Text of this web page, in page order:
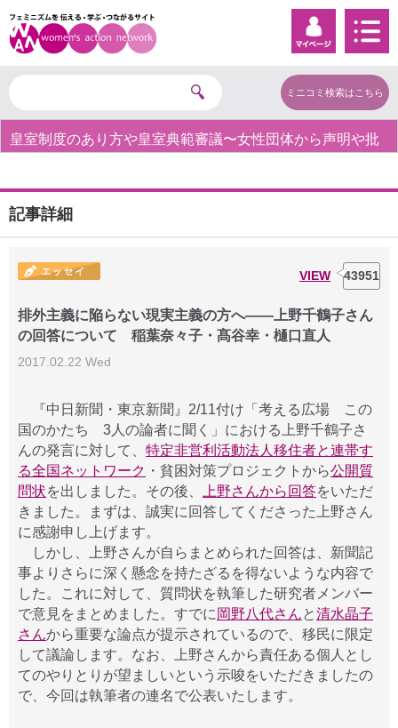
ミニコミ検索はこちら
【
室制度のあり方や皇室典範審議〜女性団体から声明や批
記事詳細
VIEW 43951
排外主義に陥らない現実主義の方へ――上野千鶴子さん
の回答について 稲葉奈々子・髙谷幸・樋口直人
2017.02.22 Wed
『中日新聞・東京新聞』2/11付け「考える広場 この
国のかたち 3人の論者に聞く」における上野千鶴子さ
んの発言に対して、 特定非営利活動法人移住者と連帯す
る全国ネットワーク ・貧困対策プロジェクトから公開質
問状を出しました。その後、 上野さんから回答をいただ
きました。まずは、誠実に回答してくださった上野さん
に感謝申し上げます。
しかし、上野さんが自らまとめられた回答は、新聞記
事よりさらに深く懸念を持たざるを得ないような内容で
した。これに対して、質問状を執筆した研究者メンバー
で意見をまとめました。すでに 岡野八代さんと清水晶子
さんから重要な論点が提示されているので、移民に限定
して議論します。なお、上野さんから責任ある個人とし
てのやりとりが望ましいという示唆をいただきましたの
で、今回は執筆者の連名で公表いたします。